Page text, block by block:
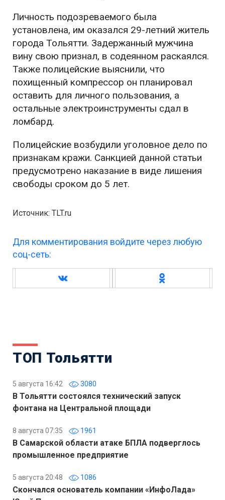
Личность подозреваемого была
установлена, им оказался 29-летний житель
города Тольятти. Задержанный мужчина
вину свою признал, в содеянном раскаялся.
Также полицейские выяснили, что
похищенный компрессор он планировал
оставить для личного пользования, а
остальные электроинструменты сдал в
ломбард.
Полицейские возбудили уголовное дело по
признакам кражи. Санкцией данной статьи
предусмотрено наказание в виде лишения
свободы сроком до 5 лет.
Источник: TLT.ru
Для комментирования войдите через любую
соц-сеть:
ТОП Тольятти
5 августа 16:42 3080
В Тольятти состоялся технический запуск
фонтана на Центральной площади
8 августа 07:35 1961
В Самарской области атаке БПЛА подверглось
промышленное предприятие
5 августа 20:48 1086
Скончался основатель компании «ИнфоЛада»